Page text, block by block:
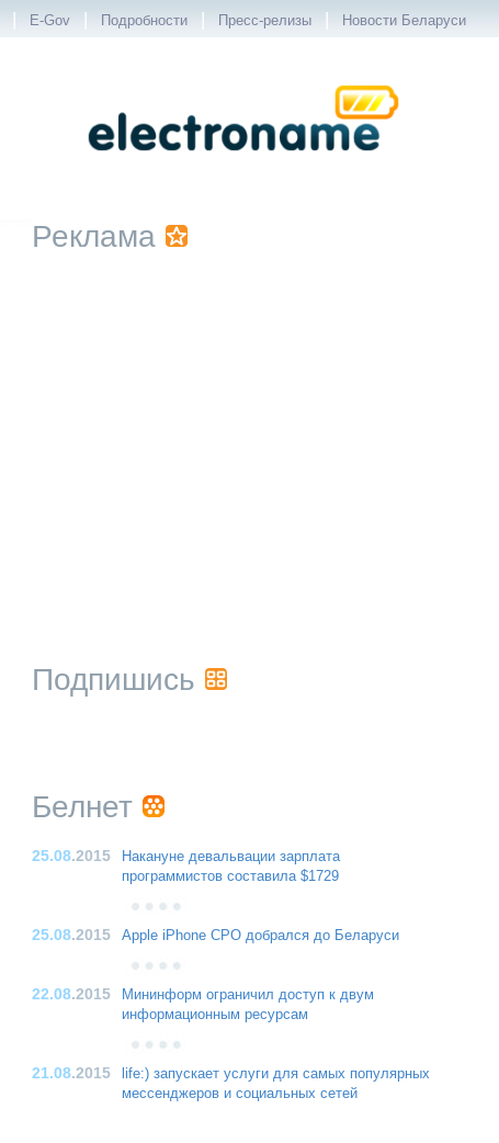
| E-Gov | Подробности | Пресс-релизы | Новости Беларуси
Реклама
Подпишись
Белнет
25.08.2015
Накануне девальвации зарплата
программистов составила $1729
25.08.2015 Apple iPhone CPO добрался до Беларуси
22.08.2015
Мининформ ограничил доступ к двум
информационным ресурсам
21.08.2015
life:) запускает услуги для самых популярных
мессенджеров и социальных сетей